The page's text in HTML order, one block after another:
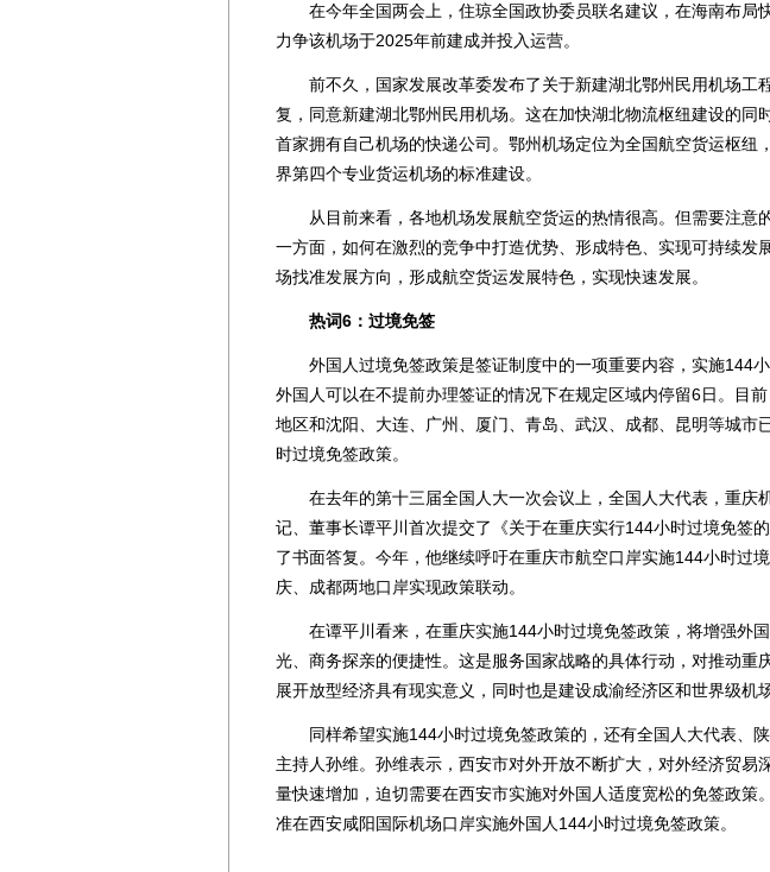
在今年全国两会上，住琼全国政协委员联名建议，在海南布局
力争该机场于2025年前建成并投入运营。
前不久，国家发展改革委发布了关于新建湖北鄂州民用机场工
复，同意新建湖北鄂州民用机场。这在加快湖北物流枢纽建设的同
首家拥有自己机场的快递公司。鄂州机场定位为全国航空货运枢纽
界第四个专业货运机场的标准建设。
从目前来看，各地机场发展航空货运的热情很高。但需要注意
一方面，如何在激烈的竞争中打造优势、形成特色、实现可持续发
场找准发展方向，形成航空货运发展特色，实现快速发展。
热词6：过境免签
外国人过境免签政策是签证制度中的一项重要内容，实施144
外国人可以在不提前办理签证的情况下在规定区域内停留6日。目
地区和沈阳、大连、广州、厦门、青岛、武汉、成都、昆明等城市
时过境免签政策。
在去年的第十三届全国人大一次会议上，全国人大代表，重庆
记、董事长谭平川首次提交了《关于在重庆实行144小时过境免签
了书面答复。今年，他继续呼吁在重庆市航空口岸实施144小时过
庆、成都两地口岸实现政策联动。
在谭平川看来，在重庆实施144小时过境免签政策，将增强外
光、商务探亲的便捷性。这是服务国家战略的具体行动，对推动重
展开放型经济具有现实意义，同时也是建设成渝经济区和世界级机
同样希望实施144小时过境免签政策的，还有全国人大代表、陕
主持人孙维。孙维表示，西安市对外开放不断扩大，对外经济贸易
量快速增加，迫切需要在西安市实施对外国人适度宽松的免签政策
准在西安咸阳国际机场口岸实施外国人144小时过境免签政策。